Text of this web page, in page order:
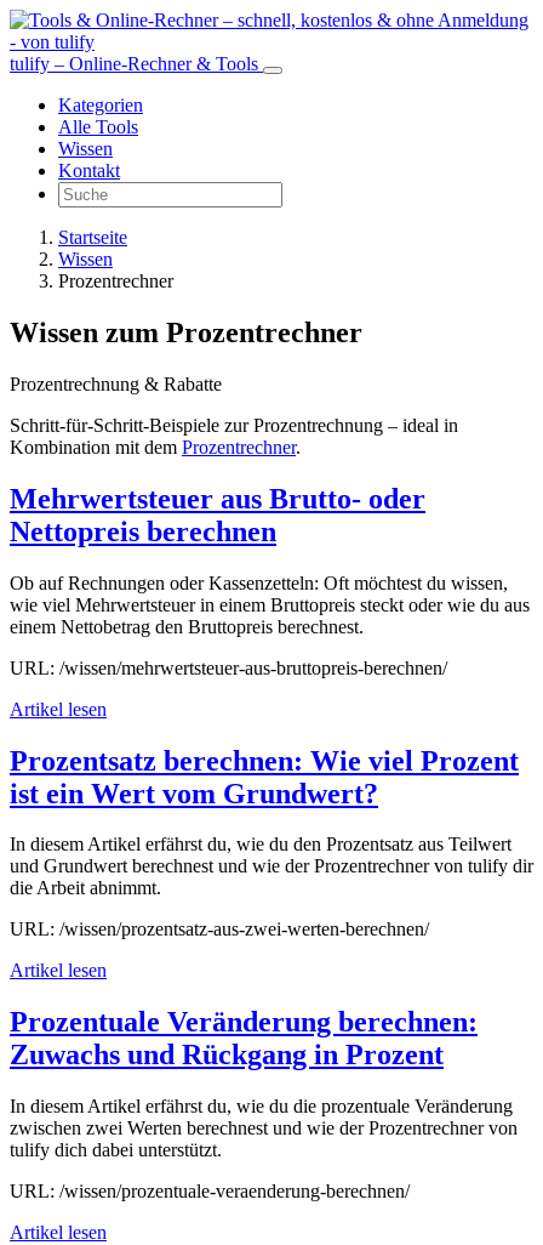
tulify – Online-Rechner & Tools
Kategorien
Alle Tools
Wissen
Kontakt
Startseite
Wissen
Prozentrechner
Wissen zum Prozentrechner
Prozentrechnung & Rabatte
Schritt-für-Schritt-Beispiele zur Prozentrechnung – ideal in
Kombination mit dem Prozentrechner.
Mehrwertsteuer aus Brutto- oder
Nettopreis berechnen
Ob auf Rechnungen oder Kassenzetteln: Oft möchtest du wissen,
wie viel Mehrwertsteuer in einem Bruttopreis steckt oder wie du aus
einem Nettobetrag den Bruttopreis berechnest.
URL: /wissen/mehrwertsteuer-aus-bruttopreis-berechnen/
Artikel lesen
Prozentsatz berechnen: Wie viel Prozent
ist ein Wert vom Grundwert?
In diesem Artikel erfährst du, wie du den Prozentsatz aus Teilwert
und Grundwert berechnest und wie der Prozentrechner von tulify dir
die Arbeit abnimmt.
URL: /wissen/prozentsatz-aus-zwei-werten-berechnen/
Artikel lesen
Prozentuale Veränderung berechnen:
Zuwachs und Rückgang in Prozent
In diesem Artikel erfährst du, wie du die prozentuale Veränderung
zwischen zwei Werten berechnest und wie der Prozentrechner von
tulify dich dabei unterstützt.
URL: /wissen/prozentuale-veraenderung-berechnen/
Artikel lesen